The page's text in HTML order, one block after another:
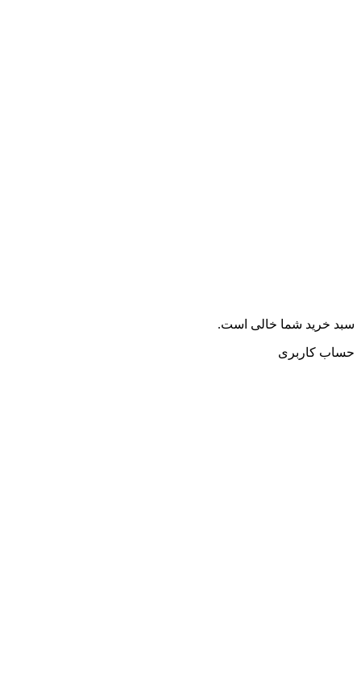
سبد خرید شما خالی است.
حساب کاربری